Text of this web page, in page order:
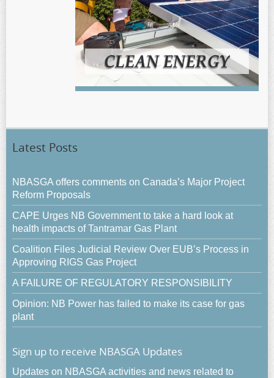
Latest Posts
NBASGA offers comments on Canada’s Major Project
Reform Proposals
CAPE Urges NB Government to take a hard look at
health impacts of Tantramar Gas Plant
Coalition Files Judicial Review Over EUB’s Process in
Approving RIGS Gas Project
A FAILURE OF REGULATORY RESPONSIBILITY
Opinion: NB Power has failed to make its case for gas
plant
Sign up to receive NBASGA Updates
Updates on NBASGA activities and news related to